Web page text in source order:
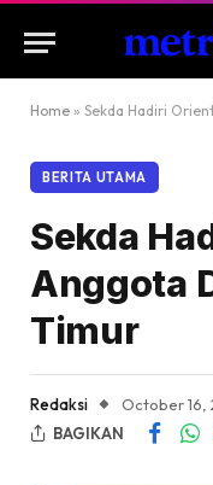
Home » Sekda Hadiri
BERITA UTAMA
Sekda
Anggota
Timur
Redaksi
October 16,
BAGIKAN